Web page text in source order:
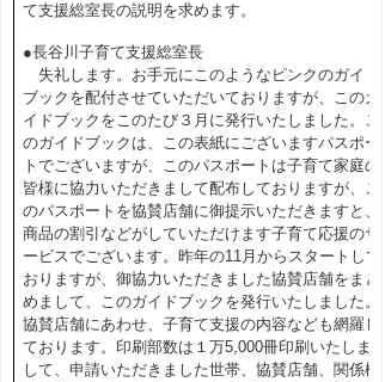
て支援総室長の説明を求めます。
●長谷川子育て支援総室長
失礼します。お手元にこのようなピンクのガイド
ブックを配付させていただいておりますが、このガ
イドブックをこのたび３月に発行いたしました。こ
のガイドブックは、この表紙にございますパスポー
トでございますが、このパスポートは子育て家庭の
皆様に協力いただきまして配布しておりますが、こ
のパスポートを協賛店舗に御提示いただきますと、
商品の割引などがしていただけます子育て応援のサ
ービスでございます。昨年の11月からスタートして
おりますが、御協力いただきました協賛店舗をまと
めまして、このガイドブックを発行いたしました。
協賛店舗にあわせ、子育て支援の内容なども網羅し
ております。印刷部数は１万5,000冊印刷いたしま
して、申請いただきました世帯、協賛店舗、関係機